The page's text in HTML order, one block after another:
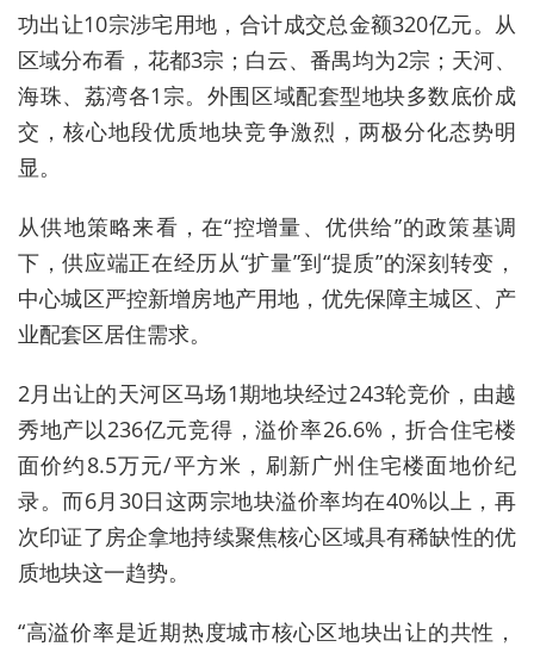
功出让10宗涉宅用地，合计成交总金额320亿元。从
区域分布看，花都3宗；白云、番禺均为2宗；天河、
海珠、荔湾各1宗。外围区域配套型地块多数底价成
交，核心地段优质地块竞争激烈，两极分化态势明
显。
从供地策略来看，在“控增量、优供给”的政策基调
下，供应端正在经历从“扩量”到“提质”的深刻转变，
中心城区严控新增房地产用地，优先保障主城区、产
业配套区居住需求。
2月出让的天河区马场1期地块经过243轮竞价，由越
秀地产以236亿元竞得，溢价率26.6%，折合住宅楼
面价约8.5万元/平方米，刷新广州住宅楼面地价纪
录。而6月30日这两宗地块溢价率均在40%以上，再
次印证了房企拿地持续聚焦核心区域具有稀缺性的优
质地块这一趋势。
“高溢价率是近期热度城市核心区地块出让的共性，